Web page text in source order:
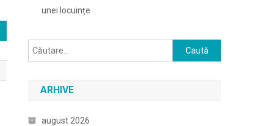
unei locuințe
Caută
după:
ARHIVE
august 2026